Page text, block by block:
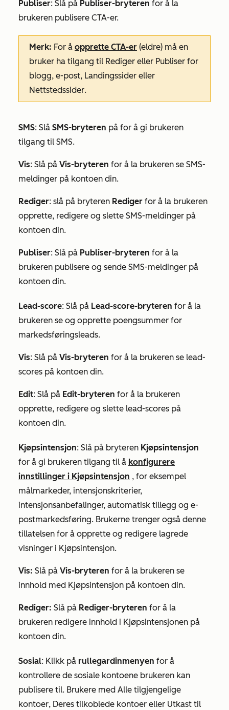
Publiser: Slå på Publiser-bryteren for å la
brukeren publisere CTA-er.
Merk: For å opprette CTA-er (eldre) må en
bruker ha tilgang til Rediger eller Publiser for
blogg, e-post, Landingssider eller
Nettstedssider.
SMS: Slå SMS-bryteren på for å gi brukeren
tilgang til SMS.
Vis: Slå på Vis-bryteren for å la brukeren se SMS-
meldinger på kontoen din.
Rediger: slå på bryteren Rediger for å la brukeren
opprette, redigere og slette SMS-meldinger på
kontoen din.
Publiser: Slå på Publiser-bryteren for å la
brukeren publisere og sende SMS-meldinger på
kontoen din.
Lead-score: Slå på Lead-score-bryteren for å la
brukeren se og opprette poengsummer for
markedsføringsleads.
Vis: Slå på Vis-bryteren for å la brukeren se lead-
scores på kontoen din.
Edit: Slå på Edit-bryteren for å la brukeren
opprette, redigere og slette lead-scores på
kontoen din.
Kjøpsintensjon: Slå på bryteren Kjøpsintensjon
for å gi brukeren tilgang til å konfigurere
innstillinger i Kjøpsintensjon , for eksempel
målmarkeder, intensjonskriterier,
intensjonsanbefalinger, automatisk tillegg og e-
postmarkedsføring. Brukerne trenger også denne
tillatelsen for å opprette og redigere lagrede
visninger i Kjøpsintensjon.
Vis: Slå på Vis-bryteren for å la brukeren se
innhold med Kjøpsintensjon på kontoen din.
Rediger: Slå på Rediger-bryteren for å la
brukeren redigere innhold i Kjøpsintensjonen på
kontoen din.
Sosial: Klikk på rullegardinmenyen for å
kontrollere de sosiale kontoene brukeren kan
publisere til. Brukere med Alle tilgjengelige
kontoer, Deres tilkoblede kontoer eller Utkast til